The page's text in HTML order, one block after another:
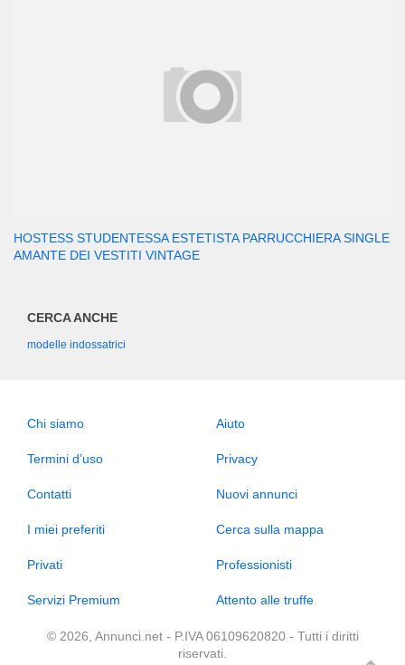
HOSTESS STUDENTESSA ESTETISTA PARRUCCHIERA SINGLE
AMANTE DEI VESTITI VINTAGE
CERCA ANCHE
modelle indossatrici
Chi siamo Aiuto
Termini d’uso Privacy
Contatti Nuovi annunci
I miei preferiti Cerca sulla mappa
Privati Professionisti
Servizi Premium Attento alle truffe
© 2026, Annunci.net - P.IVA 06109620820 - Tutti i diritti
riservati.